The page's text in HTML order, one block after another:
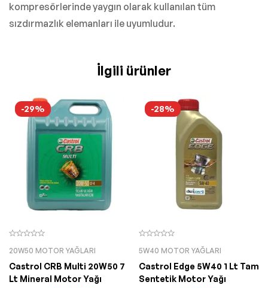
kompresörlerinde yaygın olarak kullanılan tüm
sızdırmazlık elemanları ile uyumludur.
İlgili ürünler
-29%
20W50 MOTOR YAĞLARI
Castrol CRB Multi 20W50 7
Lt Mineral Motor Yağı
-28%
5W40 MOTOR YAĞLARI
Castrol Edge 5W40 1 Lt Tam
Sentetik Motor Yağı